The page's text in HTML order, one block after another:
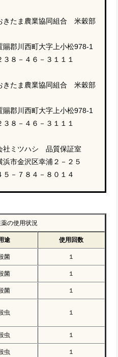
きたま農業協同組合 米穀部
賜郡川西町大字上小松978-1
８－４６－３１１１
きたま農業協同組合 米穀部
賜郡川西町大字上小松978-1
８－４６－３１１１
社ミツハシ 品質保証室
市金沢区幸浦２－２５
－７８４－８０１４
の使用状況
途 使用回数
菌 １
菌 １
菌 １
虫 １
虫 １
虫 １